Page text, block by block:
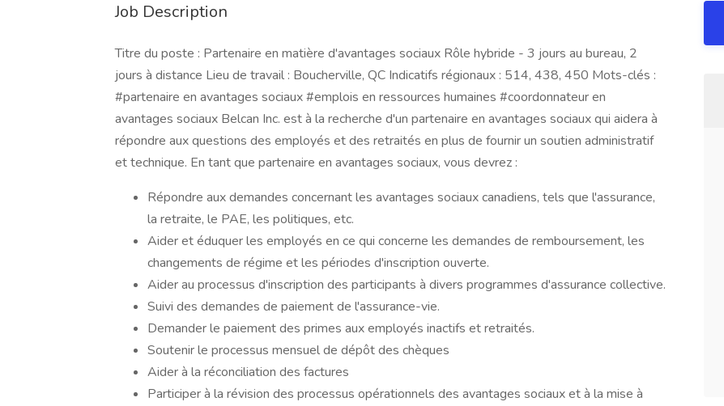
Job Description
Titre du poste : Partenaire en matière d'avantages sociaux Rôle hybride - 3 jours au bureau, 2
jours à distance Lieu de travail : Boucherville, QC Indicatifs régionaux : 514, 438, 450 Mots-clés :
#partenaire en avantages sociaux #emplois en ressources humaines #coordonnateur en
avantages sociaux Belcan Inc. est à la recherche d'un partenaire en avantages sociaux qui aidera à
répondre aux questions des employés et des retraités en plus de fournir un soutien administratif
et technique. En tant que partenaire en avantages sociaux, vous devrez :
Répondre aux demandes concernant les avantages sociaux canadiens, tels que l'assurance,
la retraite, le PAE, les politiques, etc.
Aider et éduquer les employés en ce qui concerne les demandes de remboursement, les
changements de régime et les périodes d'inscription ouverte.
Aider au processus d'inscription des participants à divers programmes d'assurance collective.
Suivi des demandes de paiement de l'assurance-vie.
Demander le paiement des primes aux employés inactifs et retraités.
Soutenir le processus mensuel de dépôt des chèques
Aider à la réconciliation des factures
Participer à la révision des processus opérationnels des avantages sociaux et à la mise à